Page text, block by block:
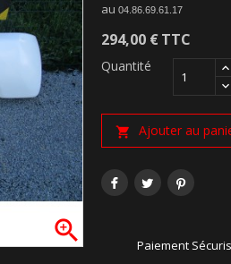

au04.86.69.61.17
294,00 €TTC
Quantité
 Ajouter au
Paiement